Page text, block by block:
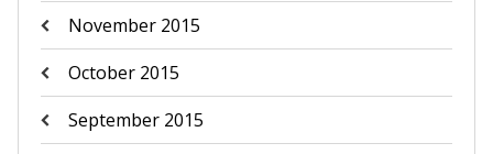
November 2015
October 2015
September 2015